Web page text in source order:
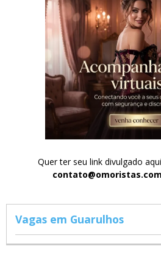
Quer ter seu link divulgado
contato@omoristas.com
Vagas em Guarulhos